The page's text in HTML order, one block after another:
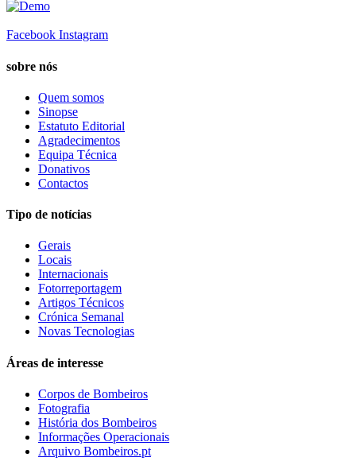
Facebook Instagram
sobre nós
Quem somos
Sinopse
Estatuto Editorial
Agradecimentos
Equipa Técnica
Donativos
Contactos
Tipo de notícias
Gerais
Locais
Internacionais
Fotorreportagem
Artigos Técnicos
Crónica Semanal
Novas Tecnologias
Áreas de interesse
Corpos de Bombeiros
Fotografia
História dos Bombeiros
Informações Operacionais
Arquivo Bombeiros.pt